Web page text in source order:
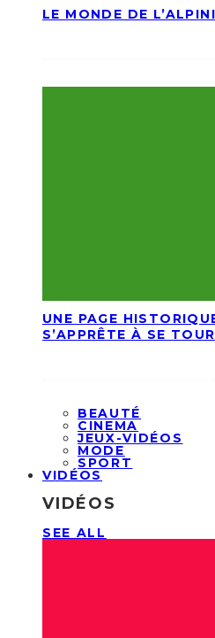
LE MONDE DE
UNE PAGE
S’APPRÊTE À SE
BEAUTÉ
CINEMA
JEUX-VIDÉOS
MODE
SPORT
VIDÉOS
VIDÉOS
SEE ALL